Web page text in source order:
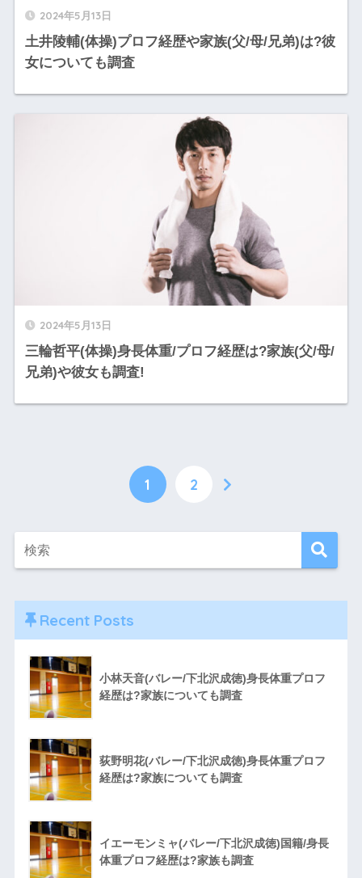
2024年5月13日
土井陵輔(体操)プロフ経歴や家族(父/母/兄弟)は?彼
女についても調査
2024年5月13日
三輪哲平(体操)身長体重/プロフ経歴は?家族(父/母/
兄弟)や彼女も調査!
1 2
Recent Posts
小林天音(バレー/下北沢成徳)身長体重プロフ
経歴は?家族についても調査
荻野明花(バレー/下北沢成徳)身長体重プロフ
経歴は?家族についても調査
イエーモンミャ(バレー/下北沢成徳)国籍/身長
体重プロフ経歴は?家族も調査